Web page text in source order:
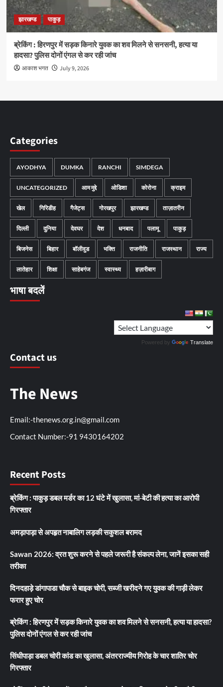
झारखण्ड पाकुड़
ब्रेकिंग : हिरणपुर में सड़क किनारे युवक का शव मिलने से सनसनी, हत्या या
हादसा? पुलिस दोनों एंगल से कर रही जांच
आकाश भगत July 9, 2026
Categories
AYODHYA DUMKA RANCHI SIMDEGA
UNCATEGORIZED आम मुद्दे ओडिशा कोरोना क्राइम
खेल गिरिडीह गैजेट्स गोरखपुर झारखण्ड ताज़ातरीन
दिल्ली दुनिया देवघर देश धनबाद पलामू पाकुड़
बिजनेस बिहार बॉलीवुड भक्ति राजनीति राजस्थान राज्य
लातेहार शिक्षा साहेबगंज स्वास्थ्य हज़ारीबाग
भाषा बदलें
Powered by Translate
Contact us
The News
Email:-thenews.org.in@gmail.com
Contact Number:-91 9430164202
Recent Posts
ब्रेकिंग : पाकुड़ डबल मर्डर का 12 घंटे में खुलासा, मां-बेटी की हत्या का आरोपी
गिरफ्तार
अमड़ापाड़ा से अपहृत नाबालिग लड़की सकुशल बरामद
Sawan 2026: व्रत शुरू करने से पहले जरूरी है संकल्प लेना, जानें इसका सही
तरीका
दिनदहाड़े डांगापाडा चौक से बाइक चोरी, सब्जी खरीदने गए युवक की गाड़ी लेकर
फरार हुए चोर
ब्रेकिंग : हिरणपुर में सड़क किनारे युवक का शव मिलने से सनसनी, हत्या या हादसा?
पुलिस दोनों एंगल से कर रही जांच
सिंधीपाड़ा डबल चोरी कांड का खुलासा, अंतरराज्यीय गिरोह के चार शातिर चोर
गिरफ्तार